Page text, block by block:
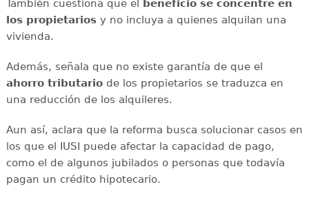
También cuestiona que el beneficio se concentre en
los propietariosy no incluya a quienes alquilan una
vivienda.
Además, señala que no existe garantía de que el
ahorro tributariode los propietarios se traduzca en
una reducción de los alquileres.
Aun así, aclara que la reforma busca solucionar casos en
los que el IUSI puede afectar la capacidad de pago,
como el de algunos jubilados o personas que todavía
pagan un crédito hipotecario.